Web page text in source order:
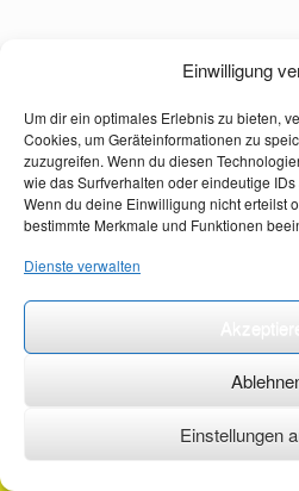
Einwilligung
Um dir ein optimales Erlebnis zu bieten,
Cookies, um Geräteinformationen zu
zuzugreifen. Wenn du diesen
wie das Surfverhalten oder eindeutige
Wenn du deine Einwilligung nicht erteilst
bestimmte Merkmale und Funktionen
Dienste verwalten
Einstellungen
©2026 ·erstehilfekurs-mauch.de ·AGB ·